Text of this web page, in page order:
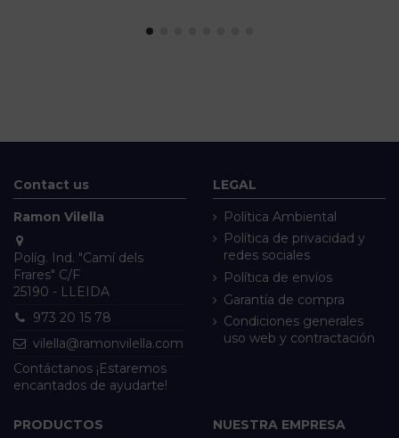
Contact us
Ramon Vilella
Políg. Ind. "Camí dels
Frares" C/F
25190 - LLEIDA
973 20 15 78
vilella@ramonvilella.com
Contáctanos ¡Estaremos
encantados de ayudarte!
LEGAL
Política Ambiental
Política de privacidad y
redes sociales
Política de envíos
Garantía de compra
Condiciones generales
uso web y contractación
PRODUCTOS NUESTRA EMPRESA